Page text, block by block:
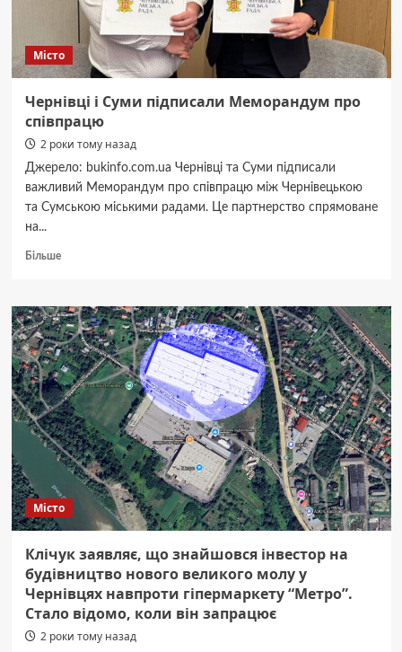
Місто
Чернівці і Суми підписали Меморандум про
співпрацю
2 роки тому назад
Джерело: bukinfo.com.ua Чернівці та Суми підписали
важливий Меморандум про співпрацю між Чернівецькою
та Сумською міськими радами. Це партнерство спрямоване
на...
БільшеДокладніше
і
Суми
підписали
Меморандум
про
співпрацю
Місто
Клічук заявляє, що знайшовся інвестор на
будівництво нового великого молу у
Чернівцях навпроти гіпермаркету “Метро”.
Стало відомо, коли він запрацює
2 роки тому назад